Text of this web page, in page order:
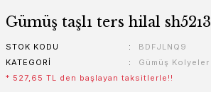
Gümüş taşlı ters hilal sh52ı3
STOK KODU
BDFJLNQ9
KATEGORI
Gümüş Kolyeler
* 527,65 TL den başlayan taksitlerle!!